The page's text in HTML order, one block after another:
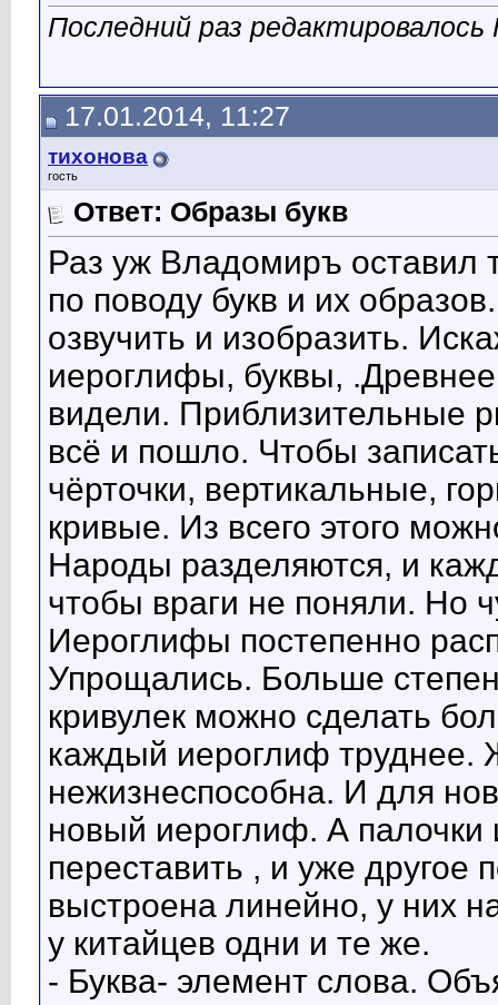
Последний раз
17.01.2014, 11:27
тихонова
гость
Ответ: Образы букв
Раз уж Владомиръ оставил
по поводу букв и их
озвучить и изобразить.
иероглифы, буквы,
видели. Приблизительные
всё и пошло. Чтобы
чёрточки, вертикальные,
кривые. Из всего этого
Народы разделяются, и
чтобы враги не поняли. Но
Иероглифы постепенно
Упрощались. Больше
кривулек можно сделать
каждый иероглиф труднее.
нежизнеспособна. И для
новый иероглиф. А палочки
переставить , и уже
выстроена линейно, у них
у китайцев одни и те же.
- Буква- элемент слова.